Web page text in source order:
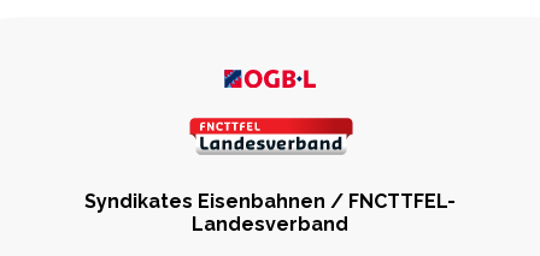
Syndikates Eisenbahnen / FNCTTFEL-
Landesverband